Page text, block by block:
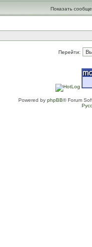
Показать
Перейти:
Powered by phpBB® Forum